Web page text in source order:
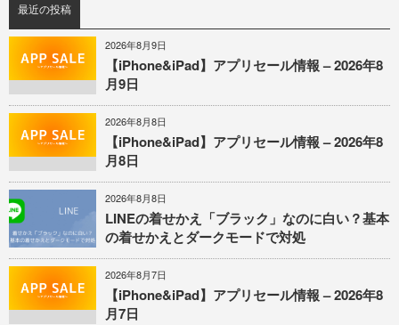
最近の投稿
2026年8月9日
【iPhone&iPad】アプリセール情報 – 2026年8
月9日
2026年8月8日
【iPhone&iPad】アプリセール情報 – 2026年8
月8日
2026年8月8日
LINEの着せかえ「ブラック」なのに白い？基本
の着せかえとダークモードで対処
2026年8月7日
【iPhone&iPad】アプリセール情報 – 2026年8
月7日